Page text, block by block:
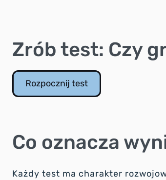
Zrób test: Czy
Rozpocznij test
Co oznacza
Każdy test ma charakter